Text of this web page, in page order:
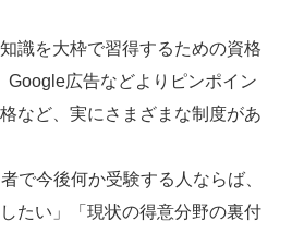
識を大枠で習得するための資格
Google広告などよりピンポイン
など、実にさまざまな制度があ
で今後何か受験する人ならば、
たい」「現状の得意分野の裏付